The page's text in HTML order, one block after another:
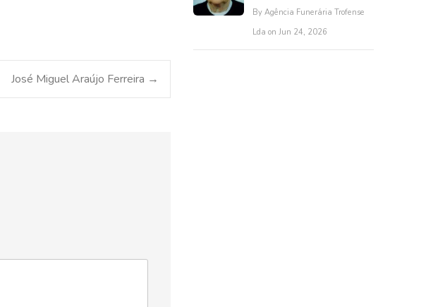
José Miguel Araújo Ferreira →
By Agência Funerária Trofense
Lda on Jun 24, 2026